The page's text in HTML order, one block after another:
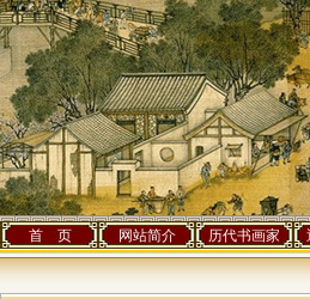
首 页 网站简介 历代书画家